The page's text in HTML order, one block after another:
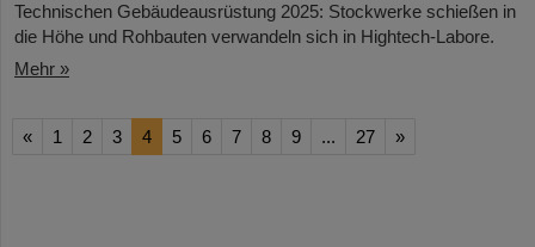
Technischen Gebäudeausrüstung 2025: Stockwerke schießen in
die Höhe und Rohbauten verwandeln sich in Hightech-Labore.​
Mehr »
« 1 2 3 4 5 6 7 8 9 ... 27 »